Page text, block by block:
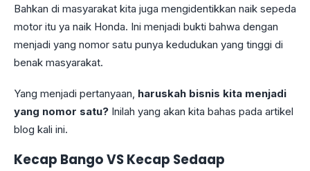
Bahkan di masyarakat kita juga mengidentikkan naik sepeda
motor itu ya naik Honda. Ini menjadi bukti bahwa dengan
menjadi yang nomor satu punya kedudukan yang tinggi di
benak masyarakat.
Yang menjadi pertanyaan, haruskah bisnis kita menjadi
yang nomor satu? Inilah yang akan kita bahas pada artikel
blog kali ini.
Kecap Bango VS Kecap Sedaap